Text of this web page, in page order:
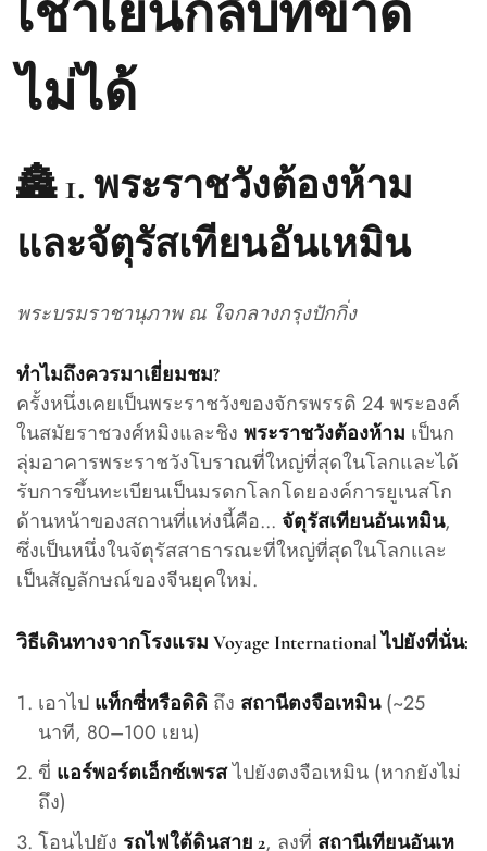
เช้าเย็นกลับที่ขาด
ไม่ได้
🏯 1. พระราชวังต้องห้าม
และจัตุรัสเทียนอันเหมิน
พระบรมราชานุภาพ ณ ใจกลางกรุงปักกิ่ง
ทำไมถึงควรมาเยี่ยมชม?
ครั้งหนึ่งเคยเป็นพระราชวังของจักรพรรดิ 24 พระองค์
ในสมัยราชวงศ์หมิงและชิง พระราชวังต้องห้าม เป็นก
ลุ่มอาคารพระราชวังโบราณที่ใหญ่ที่สุดในโลกและได้
รับการขึ้นทะเบียนเป็นมรดกโลกโดยองค์การยูเนสโก
ด้านหน้าของสถานที่แห่งนี้คือ... จัตุรัสเทียนอันเหมิน,
ซึ่งเป็นหนึ่งในจัตุรัสสาธารณะที่ใหญ่ที่สุดในโลกและ
เป็นสัญลักษณ์ของจีนยุคใหม่.
วิธีเดินทางจากโรงแรม Voyage International ไปยังที่นั่น:
เอาไป แท็กซี่หรือดิดิ ถึง สถานีตงจือเหมิน(~25
นาที, 80–100 เยน)
ขี่ แอร์พอร์ตเอ็กซ์เพรสไปยังตงจือเหมิน (หากยังไม่
ถึง)
โอนไปยัง รถไฟใต้ดินสาย 2, ลงที่ สถานีเทียนอันเห